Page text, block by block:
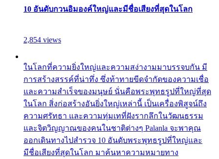
10 อันดับกวนอิมองค์ใหญ่และมีชื่อเสียงที่สุดในโลก
2,854 views
ในโลกที่ความยิ่งใหญ่และความสง่างามมาบรรจบกัน มี
การสร้างสรรค์ที่น่าทึ่ง ซึ่งท้าทายขีดจำกัดของความเชื่อ
และความสำเร็จของมนุษย์ นั่นคือพระพุทธรูปที่ใหญ่ที่สุด
ในโลก สิ่งก่อสร้างอันยิ่งใหญ่เหล่านี้ เป็นเครื่องพิสูจน์ถึง
ความศรัทธา และความทุ่มเทที่ฝังรากลึกในวัฒนธรรม
และจิตวิญญาณของคนในชาติต่างๆ Palanla จะพาคุณ
ออกเดินทางไปสำรวจ 10 อันดับพระพุทธรูปที่ใหญ่และ
มีชื่อเสียงที่สุดในโลก มาค้นหาความหมายทาง